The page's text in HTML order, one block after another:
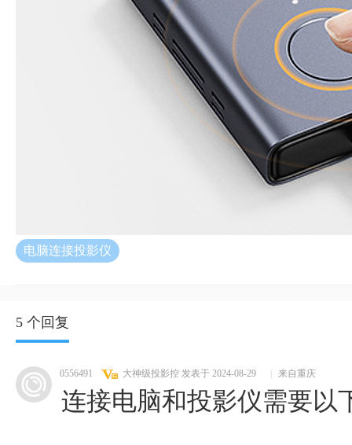
电脑连接投影仪
5 个回复
0556491 大神级投影控 发表于 2024-08-29 来自重庆
连接电脑和投影仪需要以